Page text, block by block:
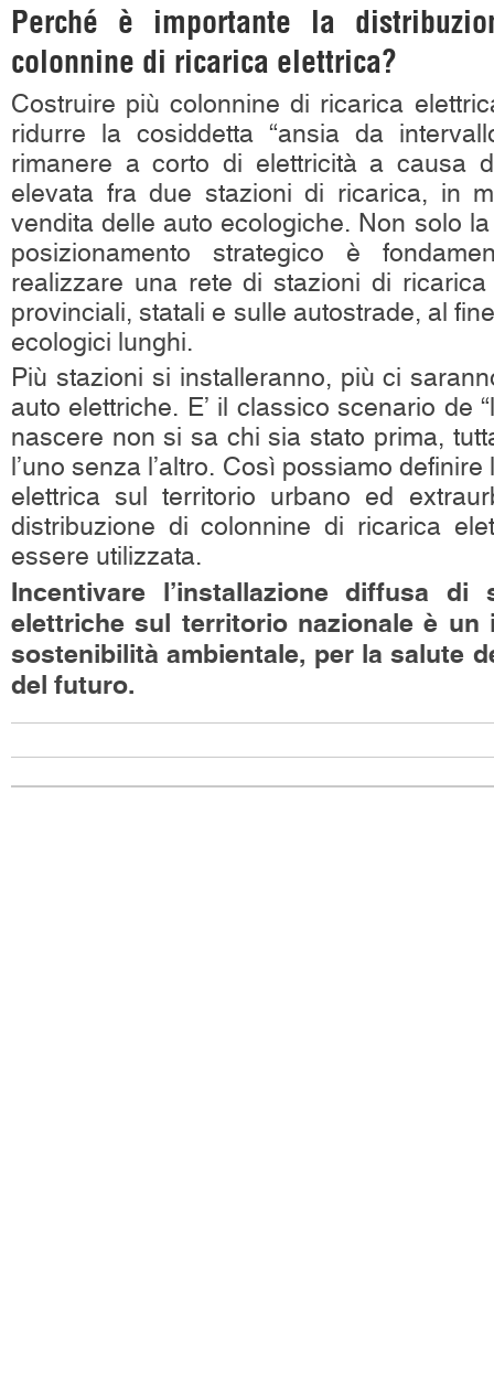
Perché è importante la
colonnine di ricarica elettrica?
Costruire più colonnine di ricarica
ridurre la cosiddetta “ansia da
rimanere a corto di elettricità a causa
elevata fra due stazioni di ricarica, in
vendita delle auto ecologiche. Non solo
posizionamento strategico è
realizzare una rete di stazioni di
provinciali, statali e sulle autostrade, al
ecologici lunghi.
Più stazioni si installeranno, più ci
auto elettriche. E’ il classico scenario de
nascere non si sa chi sia stato prima,
l’uno senza l’altro. Così possiamo definire
elettrica sul territorio urbano ed
distribuzione di colonnine di ricarica
essere utilizzata.
Incentivare l’installazione diffusa di
elettriche sul territorio nazionale è un
sostenibilità ambientale, per la salute
del futuro.